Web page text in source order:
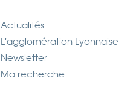
Actualités
L'agglomération Lyonnaise
Newsletter
Ma recherche